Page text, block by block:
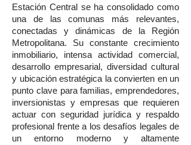
Estación Central se ha consolidado como
una de las comunas más relevantes,
conectadas y dinámicas de la Región
Metropolitana. Su constante crecimiento
inmobiliario, intensa actividad comercial,
desarrollo empresarial, diversidad cultural
y ubicación estratégica la convierten en un
punto clave para familias, emprendedores,
inversionistas y empresas que requieren
actuar con seguridad jurídica y respaldo
profesional frente a los desafíos legales de
un entorno moderno y altamente